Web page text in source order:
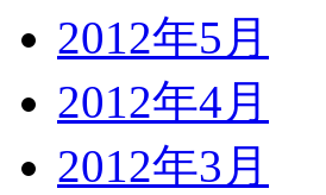
2012年5月
2012年4月
2012年3月